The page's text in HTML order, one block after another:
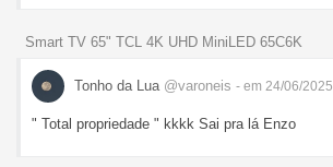
Smart TV 65" TCL 4K UHD MiniLED 65C6K
Tonho da Lua @varoneis - em 24/06/2025
" Total propriedade " kkkk Sai pra lá Enzo